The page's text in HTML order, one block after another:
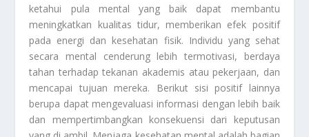
ketahui pula mental yang baik dapat membantu
meningkatkan kualitas tidur, memberikan efek positif
pada energi dan kesehatan fisik. Individu yang sehat
secara mental cenderung lebih termotivasi, berdaya
tahan terhadap tekanan akademis atau pekerjaan, dan
mencapai tujuan mereka. Berikut sisi positif lainnya
berupa dapat mengevaluasi informasi dengan lebih baik
dan mempertimbangkan konsekuensi dari keputusan